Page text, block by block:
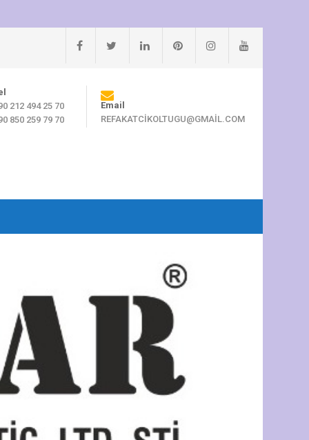
212 494 25 70
850 259 79 70
Email
REFAKATCIKOLTUGU@GMAIL.COM